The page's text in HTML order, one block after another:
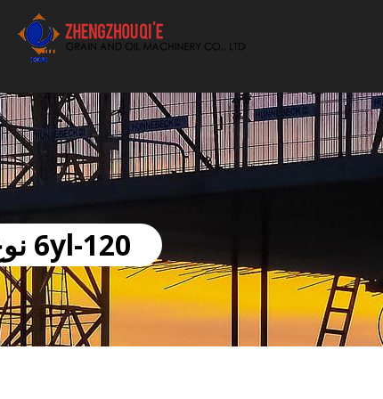
أفضل بيع آلة الزيوت النباتية الموردون
6yl-120 نوع آلة ضغط زيت الفول السوداني بأسعار السودان